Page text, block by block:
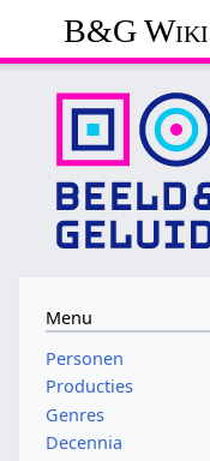
B&G Wiki
Menu
Personen
Producties
Genres
Decennia